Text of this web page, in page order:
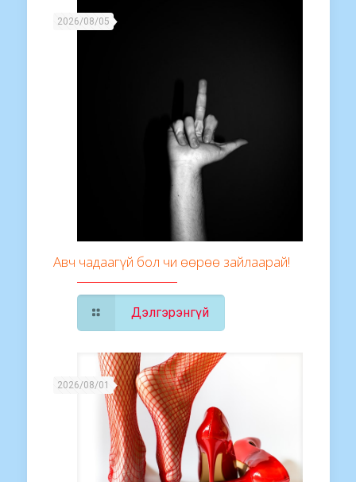
2026/08/05
Авч чадаагүй бол чи өөрөө зайлаарай!
Дэлгэрэнгүй
2026/08/01